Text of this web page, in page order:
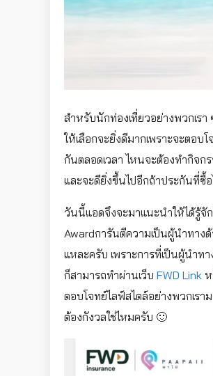
สำหรับนักท่องเที่ยวอย่างพวกเร
ให้เลือกจะยิ่งดีมากเพราะจะตอบ
กันตลอดเวลา ไหนจะต้องทำกิจก
และจะดียิ่งขึ้นไปอีกถ้าประกันที่ซื้
วันนี้แอดจึงจะมาแนะนำให้ได้รู้จั
Awardการันตีความเป็นผู้นำทาง
แหละครับ เพราะการที่เป็นผู้นำท
ก็สามารถทำผ่านเว็บ FWD Link
ตอบโจทย์ไลฟ์สไตล์อย่างพวกเรา
ต้องกังวลใช่ไหมครับ 🙂